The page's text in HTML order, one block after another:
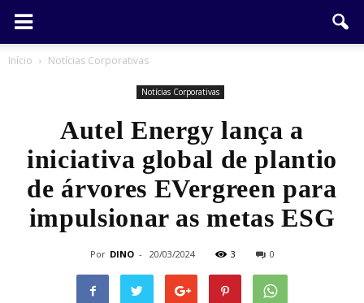
Início Notícias Corporativas
Notícias Corporativas
Autel Energy lança a
iniciativa global de plantio
de árvores EVergreen para
impulsionar as metas ESG
Por DINO - 20/03/2024 3 0